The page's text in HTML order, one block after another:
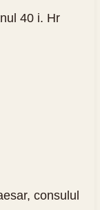
40 i. Hr
consulul